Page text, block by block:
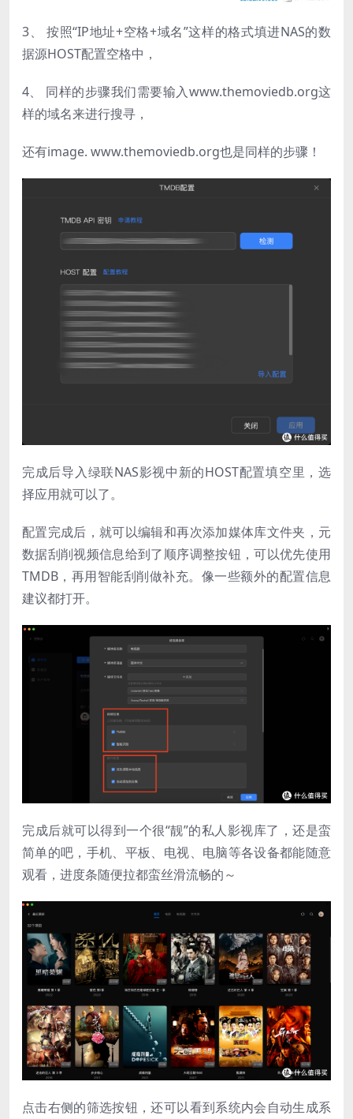
3、 按照“IP地址+空格+域名”这样的格式填进NAS的数
据源HOST配置空格中，
4、 同样的步骤我们需要输入www.themoviedb.org这
样的域名来进行搜寻，
还有image. www.themoviedb.org也是同样的步骤！
完成后导入绿联NAS影视中新的HOST配置填空里，选
择应用就可以了。
配置完成后，就可以编辑和再次添加媒体库文件夹，元
数据刮削视频信息给到了顺序调整按钮，可以优先使用
TMDB，再用智能刮削做补充。像一些额外的配置信息
建议都打开。
完成后就可以得到一个很“靓”的私人影视库了，还是蛮
简单的吧，手机、平板、电视、电脑等各设备都能随意
观看，进度条随便拉都蛮丝滑流畅的～
点击右侧的筛选按钮，还可以看到系统内会自动生成系